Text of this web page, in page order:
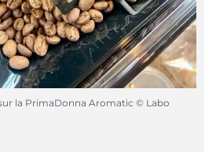
la PrimaDonna Aromatic © Labo